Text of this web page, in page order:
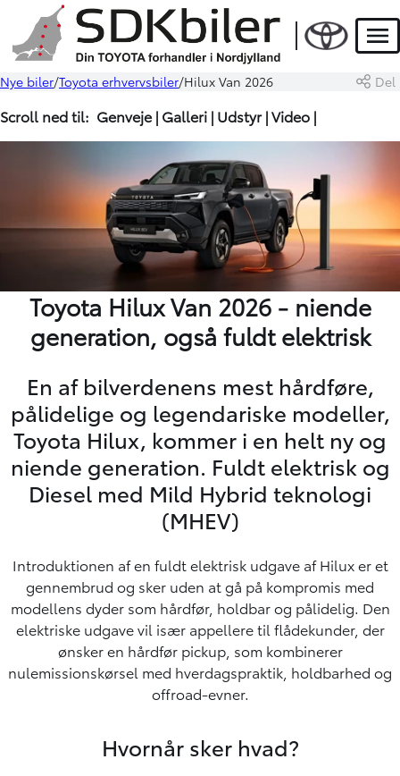
Nye biler Toyota erhvervsbiler Hilux Van 2026 Del
Scroll ned til: Genveje| Galleri | Udstyr|Video |
Toyota Hilux Van 2026 - niende
generation, også fuldt elektrisk
En af bilverdenens mest hårdføre,
pålidelige og legendariske modeller,
Toyota Hilux, kommer i en helt ny og
niende generation. Fuldt elektrisk og
Diesel med Mild Hybrid teknologi
(MHEV)
Introduktionen af en fuldt elektrisk udgave af Hilux er et
gennembrud og sker uden at gå på kompromis med
modellens dyder som hårdfør, holdbar og pålidelig. Den
elektriske udgave vil især appellere til flådekunder, der
ønsker en hårdfør pickup, som kombinerer
nulemissionskørsel med hverdagspraktik, holdbarhed og
offroad-evner.
Hvornår sker hvad?